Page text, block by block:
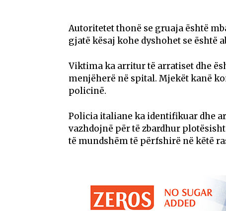
Autoritetet thonë se gruaja është
gjatë kësaj kohe dyshohet se është
Viktima ka arritur të arratiset dhe
menjëherë në spital. Mjekët kanë
policinë.
Policia italiane ka identifikuar dhe
vazhdojnë për të zbardhur
të mundshëm të përfshirë në këtë